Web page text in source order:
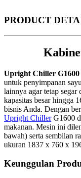
PRODUCT
Upright Chiller G1600
untuk penyimpanan
lainnya agar tetap
kapasitas besar hingga
bisnis Anda. Dengan
Upright ChillerG1600
makanan. Mesin ini
bawah) serta sembilan
ukuran 1837 x 760 x
Keunggulan